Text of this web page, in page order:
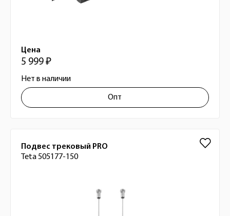
Цена
5 999 ₽
Нет в наличии
Опт
Подвес трековый PRO
Teta 505177-150